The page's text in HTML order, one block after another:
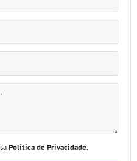
Política de Privacidade.